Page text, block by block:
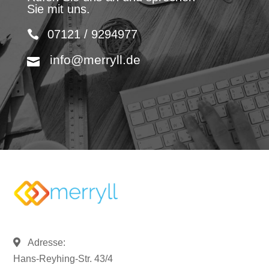
Sie mit uns.
07121 / 9294977
info@merryll.de
Adresse:
Hans-Reyhing-Str. 43/4